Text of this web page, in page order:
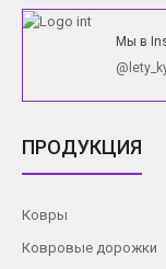
Мы в
ПРОДУКЦИЯ
Ковры
Ковровые дорожки